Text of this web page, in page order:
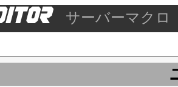
サーバーマクロ